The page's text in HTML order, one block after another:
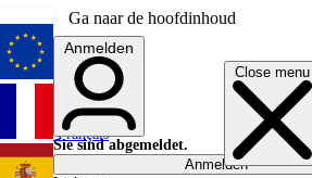
Ga naar de hoofdinhoud
Close menu
English
Français
Anmelden
Sie sind abgemeldet.
Anmelden